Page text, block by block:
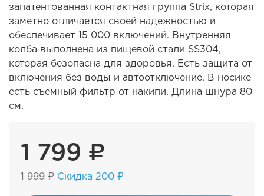
запатентованная контактная группа Strix, которая
заметно отличается своей надежностью и
обеспечивает 15 000 включений. Внутренняя
колба выполнена из пищевой стали SS304,
которая безопасна для здоровья. Есть защита от
включения без воды и автоотключение. В носике
есть съемный фильтр от накипи. Длина шнура 80
см.
1 799 ₽
1 999 ₽ Скидка 200 ₽